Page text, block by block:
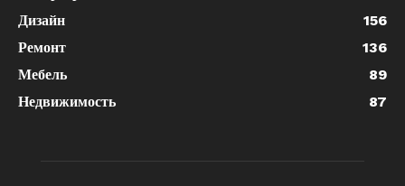
Дизайн
156
Ремонт
136
Мебель
89
Недвижимость
87